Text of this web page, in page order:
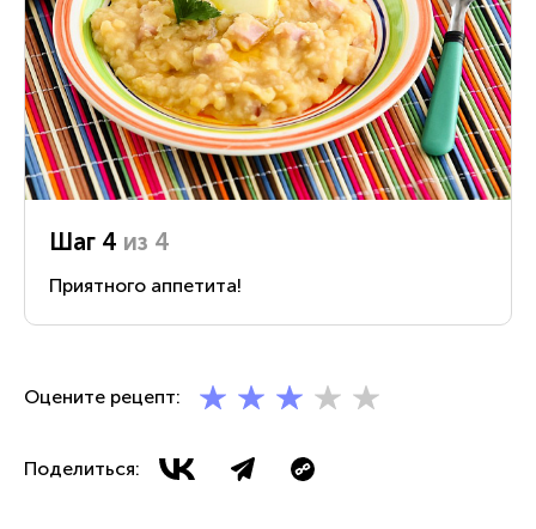
Шаг 4 из 4
Приятного аппетита!
Оцените рецепт:
Поделиться: